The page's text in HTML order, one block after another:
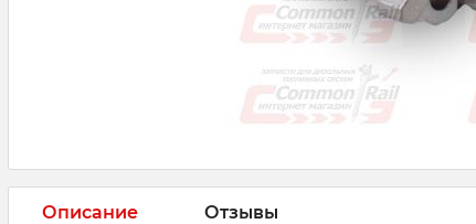
Описание Отзывы